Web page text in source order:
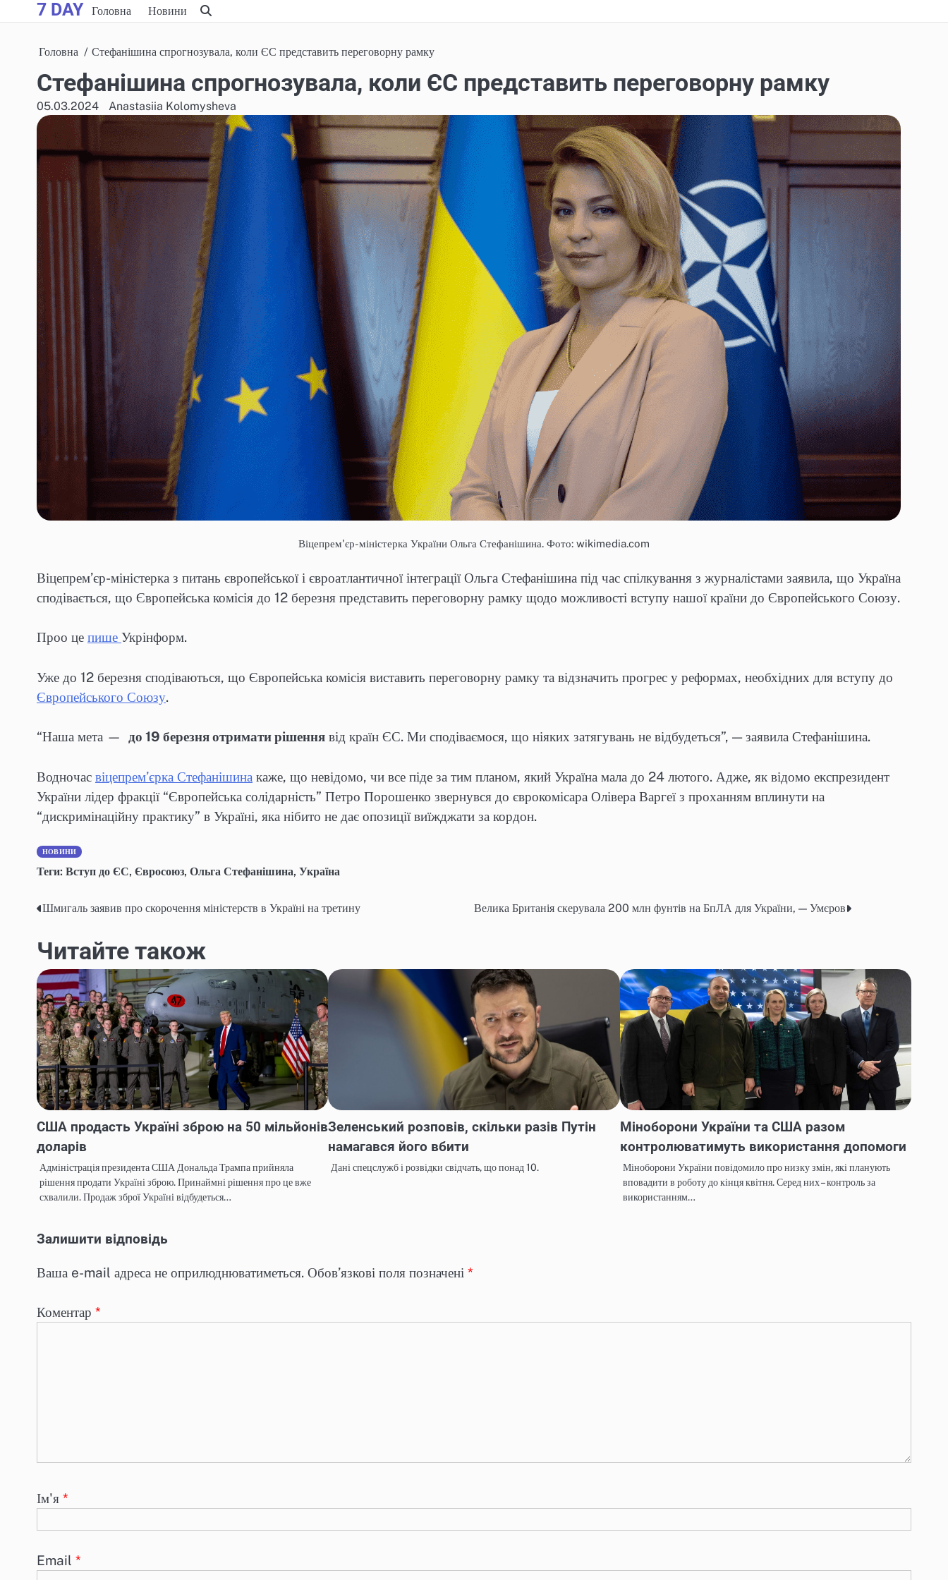
to
7 DAY Головна Новини
Головна Стефанішина спрогнозувала, коли ЄС представить переговорну рамку
Стефанішина спрогнозувала, коли ЄС представить переговорну рамку
05.03.2024 Anastasiia Kolomysheva
Віцепрем'єр-міністерка України Ольга Стефанішина. Фото: wikimedia.com
Віцепрем’єр-міністерка з питань європейської і євроатлантичної інтеграції Ольга Стефанішина під час спілкування з журналістами заявила, що Україна
сподівається, що Європейська комісія до 12 березня представить переговорну рамку щодо можливості вступу нашої країни до Європейського Союзу.
Проо це пише Укрінформ.
Уже до 12 березня сподіваються, що Європейська комісія виставить переговорну рамку та відзначить прогрес у реформах, необхідних для вступу до
Європейського Союзу.
“Наша мета — до 19 березня отримати рішення від країн ЄС. Ми сподіваємося, що ніяких затягувань не відбудеться”, — заявила Стефанішина.
Водночас віцепрем’єрка Стефанішина каже, що невідомо, чи все піде за тим планом, який Україна мала до 24 лютого. Адже, як відомо експрезидент
України лідер фракції “Європейська солідарність” Петро Порошенко звернувся до єврокомісара Олівера Варгеї з проханням вплинути на
“дискримінаційну практику” в Україні, яка нібито не дає опозиції виїжджати за кордон.
НОВИНИ
Теги: Вступ до ЄС, Євросоюз, Ольга Стефанішина, Україна
Навігація
записів
Шмигаль заявив про скорочення міністерств в Україні на третину Велика Британія скерувала 200 млн фунтів на БпЛА для України, — Умєров
Читайте також
США продасть Україні зброю на 50 мільйонів
доларів
Адміністрація президента США Дональда Трампа прийняла
рішення продати Україні зброю. Принаймні рішення про це вже
схвалили. Продаж зброї Україні відбудеться…
Зеленський розповів, скільки разів Путін
намагався його вбити
Дані спецслужб і розвідки свідчать, що понад 10.
Міноборони України та США разом
контролюватимуть використання допомоги
Міноборони України повідомило про низку змін, які планують
вповадити в роботу до кінця квітня. Серед них – контроль за
використанням…
Залишити відповідь
Ваша e-mail адреса не оприлюднюватиметься. Обов’язкові поля позначені *
Коментар *
Ім'я *
Email *